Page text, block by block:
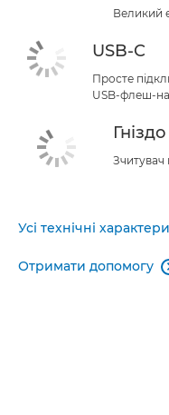
Великий
USB-C
Просте
USB-флеш-
Зчитувач
Усі технічні
Отримати допомогу